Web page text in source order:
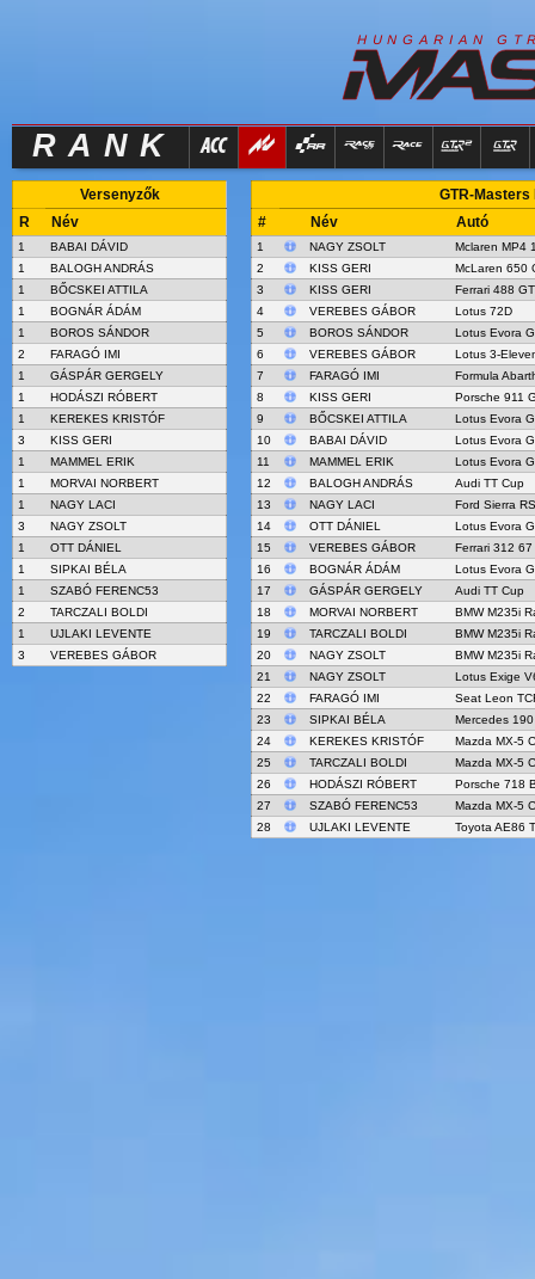
H U N G A R I A N G T
RANK
Versenyzők
R
Név
1
BABAI DÁVID
1
BALOGH ANDRÁS
1
BŐCSKEI ATTILA
1
BOGNÁR ÁDÁM
1
BOROS SÁNDOR
2
FARAGÓ IMI
1
GÁSPÁR GERGELY
1
HODÁSZI RÓBERT
1
KEREKES KRISTÓF
3
KISS GERI
1
MAMMEL ERIK
1
MORVAI NORBERT
1
NAGY LACI
3
NAGY ZSOLT
1
OTT DÁNIEL
1
SIPKAI BÉLA
1
SZABÓ FERENC53
2
TARCZALI BOLDI
1
UJLAKI LEVENTE
3
VEREBES GÁBOR
GTR-Masters
#
Név Autó
1 NAGY ZSOLT
Mclaren MP4
2
KISS GERI
McLaren 650
3
KISS GERI
Ferrari 488
4
VEREBES GÁBOR
Lotus 72D
5
BOROS SÁNDOR
Lotus Evora
6
VEREBES GÁBOR
Lotus 3-
7
FARAGÓ IMI
Formula
8
KISS GERI
Porsche 911
9
BŐCSKEI ATTILA
Lotus Evora
10
BABAI DÁVID
Lotus Evora
11
MAMMEL ERIK
Lotus Evora
12
BALOGH ANDRÁS
Audi TT Cup
13
NAGY LACI
Ford Sierra
14
OTT DÁNIEL
Lotus Evora
15
VEREBES GÁBOR
Ferrari 312 67
16
BOGNÁR ÁDÁM
Lotus Evora
17
GÁSPÁR GERGELY
Audi TT Cup
18
MORVAI NORBERT
BMW M235i
19
TARCZALI BOLDI
BMW M235i
20
NAGY ZSOLT
BMW M235i
21
NAGY ZSOLT
Lotus Exige
22
FARAGÓ IMI
Seat Leon
23
SIPKAI BÉLA
Mercedes
24
KEREKES KRISTÓF
Mazda MX-5
25
TARCZALI BOLDI
Mazda MX-5
26
HODÁSZI RÓBERT
Porsche 718
27
SZABÓ FERENC53
Mazda MX-5
28
UJLAKI LEVENTE Toyota AE86